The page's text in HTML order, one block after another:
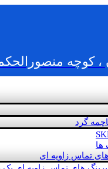
، کوچه
گرد
های تماس زاویه ای